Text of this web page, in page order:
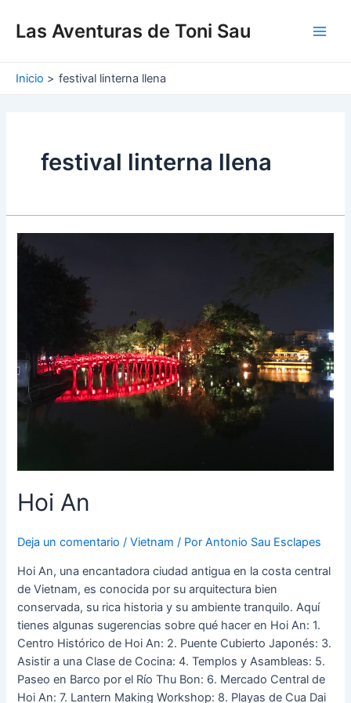
Las Aventuras de Toni Sau
Inicio festival linterna llena
festival linterna llena
Hoi An
Deja un comentario /Vietnam / PorAntonio Sau Esclapes
Hoi An, una encantadora ciudad antigua en la costa central
de Vietnam, es conocida por su arquitectura bien
conservada, su rica historia y su ambiente tranquilo. Aquí
tienes algunas sugerencias sobre qué hacer en Hoi An: 1.
Centro Histórico de Hoi An: 2. Puente Cubierto Japonés: 3.
Asistir a una Clase de Cocina: 4. Templos y Asambleas: 5.
Paseo en Barco por el Río Thu Bon: 6. Mercado Central de
Hoi An: 7. Lantern Making Workshop: 8. Playas de Cua Dai